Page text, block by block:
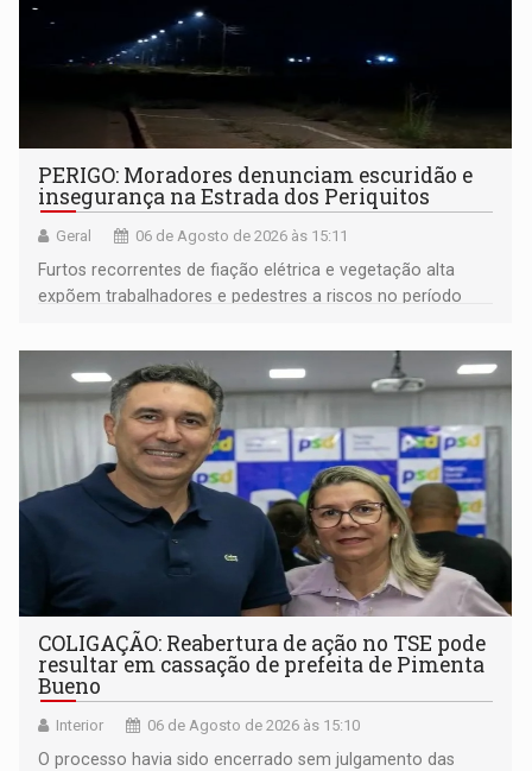
PERIGO: Moradores denunciam escuridão e
insegurança na Estrada dos Periquitos
Geral 06 de Agosto de 2026 às 15:11
Furtos recorrentes de fiação elétrica e vegetação alta
expõem trabalhadores e pedestres a riscos no período
COLIGAÇÃO: Reabertura de ação no TSE pode
resultar em cassação de prefeita de Pimenta
Bueno
Interior 06 de Agosto de 2026 às 15:10
O processo havia sido encerrado sem julgamento das